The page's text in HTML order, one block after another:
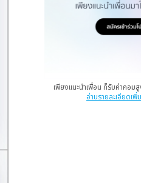
เพียงแนะนำเพื่อน ก็รับค่าคอ
อ่านรายละเอียดเพิ่